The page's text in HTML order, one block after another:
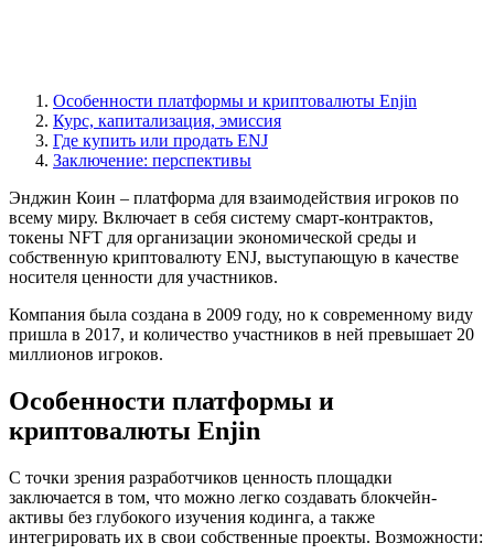
Особенности платформы и криптовалюты Enjin
Курс, капитализация, эмиссия
Где купить или продать ENJ
Заключение: перспективы
Энджин Коин – платформа для взаимодействия игроков по
всему миру. Включает в себя систему смарт-контрактов,
токены NFT для организации экономической среды и
собственную криптовалюту ENJ, выступающую в качестве
носителя ценности для участников.
Компания была создана в 2009 году, но к современному виду
пришла в 2017, и количество участников в ней превышает 20
миллионов игроков.
Особенности платформы и
криптовалюты Enjin
С точки зрения разработчиков ценность площадки
заключается в том, что можно легко создавать блокчейн-
активы без глубокого изучения кодинга, а также
интегрировать их в свои собственные проекты. Возможности: